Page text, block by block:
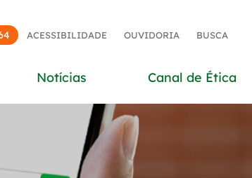
ACESSIBILIDADE OUVIDORIA BUSCA
Notícias Canal de Ética